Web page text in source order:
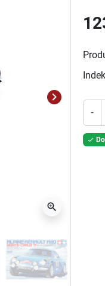
Następny
keyboard_arrow_right
zoom_in
-
